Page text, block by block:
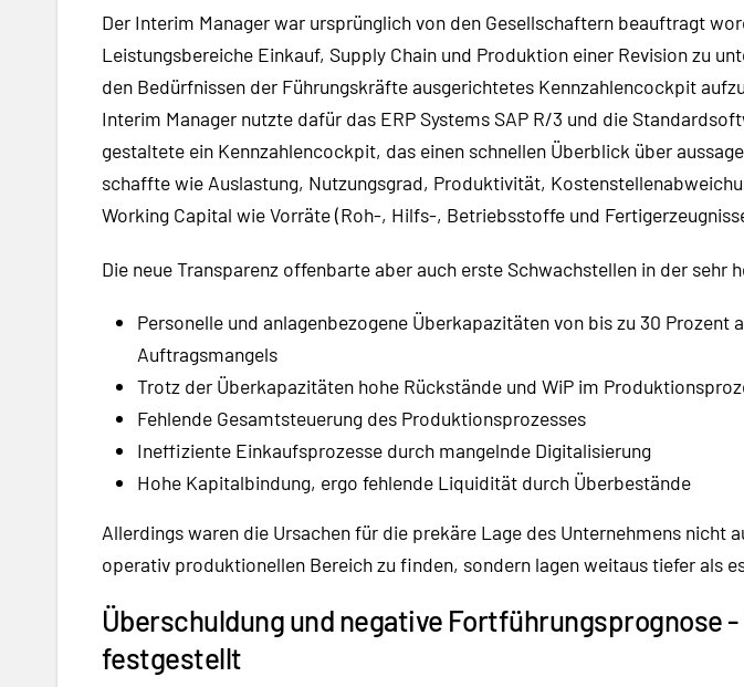
Der Interim Manager war ursprünglich von den Gesellschaftern beauftragt
Leistungsbereiche Einkauf, Supply Chain und Produktion einer Revision zu
den Bedürfnissen der Führungskräfte ausgerichtetes Kennzahlencockpit
Interim Manager nutzte dafür das ERP Systems SAP R/3 und die
gestaltete ein Kennzahlencockpit, das einen schnellen Überblick über
schaffte wie Auslastung, Nutzungsgrad, Produktivität,
Working Capital wie Vorräte (Roh-, Hilfs-, Betriebsstoffe und
Die neue Transparenz offenbarte aber auch erste Schwachstellen in der sehr
Personelle und anlagenbezogene Überkapazitäten von bis zu 30 Prozent
Auftragsmangels
Trotz der Überkapazitäten hohe Rückstände und WiP im
Fehlende Gesamtsteuerung des Produktionsprozesses
Ineffiziente Einkaufsprozesse durch mangelnde Digitalisierung
Hohe Kapitalbindung, ergo fehlende Liquidität durch Überbestände
Allerdings waren die Ursachen für die prekäre Lage des Unternehmens nicht
operativ produktionellen Bereich zu finden, sondern lagen weitaus tiefer als
Überschuldung und negative Fortführungsprognose
festgestellt